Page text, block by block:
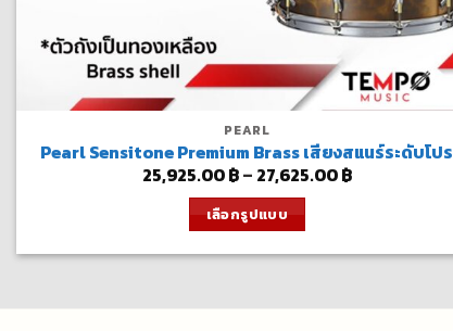
PEARL
Pearl Sensitone Premium Brass เสียงสแนร์ระดับโปร
25,925.00฿– 27,625.00฿Price
เลือกรูปแบบ